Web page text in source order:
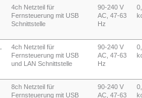
4ch Netzteil für
Fernsteuerung mit USB
Schnittstelle
90-240 V
AC, 47-63
Hz
4ch Netzteil für
Fernsteuerung mit USB
und LAN Schnittstelle
90-240 V
AC, 47-63
Hz
8ch Netzteil für
Fernsteuerung mit USB
90-240 V
AC, 47-63